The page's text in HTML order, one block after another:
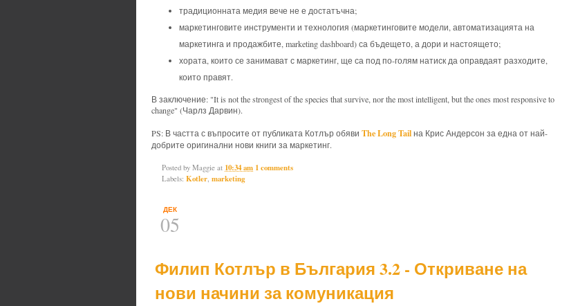
традиционната медия вече не е достатъчна;
маркетинговите инструменти и технология (маркетинговите модели, автоматизацията на
маркетинга и продажбите, marketing dashboard) са бъдещето, а дори и настоящето;
хората, които се занимават с маркетинг, ще са под по-голям натиск да оправдаят разходите,
които правят.
В заключение: "It is not the strongest of the species that survive, nor the most intelligent, but the ones most responsive to
change" (Чарлз Дарвин).
PS: В частта с въпросите от публиката Котлър обяви The Long Tailна Крис Андерсон за една от най-
добрите оригинални нови книги за маркетинг.
Posted by Maggie at 10:34 am 1 comments
Labels: Kotler, marketing
ДЕК
05
Филип Котлър в България 3.2 - Откриване на
нови начини за комуникация